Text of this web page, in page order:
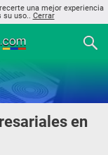
una mejor experiencia
su uso.. Cerrar
en